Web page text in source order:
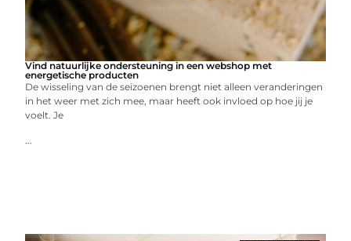
Vind natuurlijke ondersteuning in een webshop met
energetische producten
De wisseling van de seizoenen brengt niet alleen veranderingen
in het weer met zich mee, maar heeft ook invloed op hoe jij je
voelt. Je
...